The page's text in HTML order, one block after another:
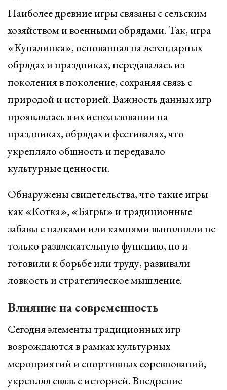
Наиболее древние игры связаны с сельским
хозяйством и военными обрядами. Так, игра
«Купалинка», основанная на легендарных
обрядах и праздниках, передавалась из
поколения в поколение, сохраняя связь с
природой и историей. Важность данных игр
проявлялась в их использовании на
праздниках, обрядах и фестивалях, что
укрепляло общность и передавало
культурные ценности.
Обнаружены свидетельства, что такие игры
как «Котка», «Багры» и традиционные
забавы с палками или камнями выполняли не
только развлекательную функцию, но и
готовили к борьбе или труду, развивали
ловкость и стратегическое мышление.
Влияние на современность
Сегодня элементы традиционных игр
возрождаются в рамках культурных
мероприятий и спортивных соревнований,
укрепляя связь с историей. Внедрение